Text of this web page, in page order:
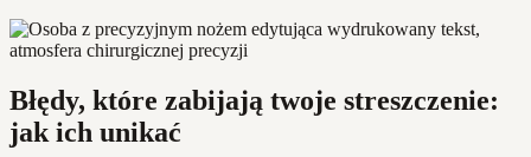
Błędy, które zabijają twoje streszczenie:
jak ich unikać